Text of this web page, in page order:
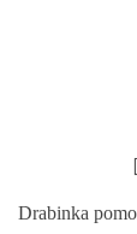
Drabinka